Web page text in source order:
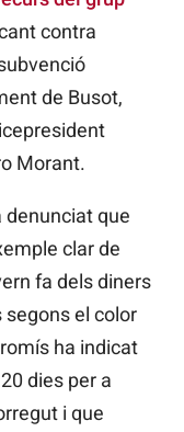
contra
de Busot,
Morant.
denunciat que
clar de
fa dels diners
el color
ha indicat
dies per a
i que